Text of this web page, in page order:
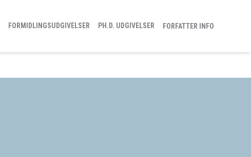
FORMIDLINGSUDGIVELSER PH.D. UDGIVELSER FORFATTER INFO